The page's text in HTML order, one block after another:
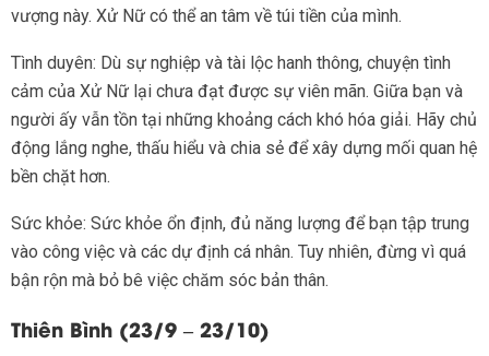
vượng này. Xử Nữ có thể an tâm về túi tiền của mình.
Tình duyên: Dù sự nghiệp và tài lộc hanh thông, chuyện tình
cảm của Xử Nữ lại chưa đạt được sự viên mãn. Giữa bạn và
người ấy vẫn tồn tại những khoảng cách khó hóa giải. Hãy chủ
động lắng nghe, thấu hiểu và chia sẻ để xây dựng mối quan hệ
bền chặt hơn.
Sức khỏe: Sức khỏe ổn định, đủ năng lượng để bạn tập trung
vào công việc và các dự định cá nhân. Tuy nhiên, đừng vì quá
bận rộn mà bỏ bê việc chăm sóc bản thân.
Thiên Bình (23/9 – 23/10)